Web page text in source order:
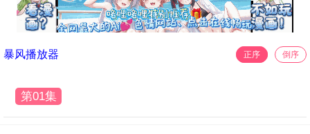
暴风播放器 正序 倒序
第01集